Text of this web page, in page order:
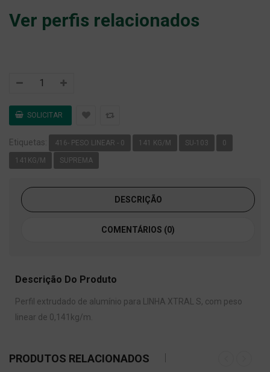
Ver perfis relacionados
Etiquetas: 416- PESO LINEAR - 0 141 KG/M SU-103 0
141KG/M SUPREMA
DESCRIÇÃO
COMENTÁRIOS (0)
Descrição Do Produto
Perfil extrudado de alumínio para LINHA XTRAL S, com peso
linear de 0,141kg/m.
PRODUTOS RELACIONADOS